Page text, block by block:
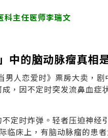
科主任医师李瑞文
中的脑动脉瘤真相
男人恋爱时》票房大卖，
，因不定时突发流鼻血
不定时炸弹。轻者压迫神
临床上，有脑动脉瘤的患